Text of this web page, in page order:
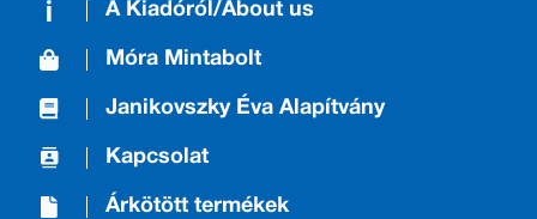
A Kiadóról/About us
Móra Mintabolt
Janikovszky Éva Alapítvány
Kapcsolat
Árkötött termékek